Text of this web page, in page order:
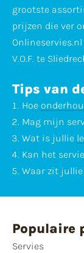
grootste
prijzen die ver
V.O.F. te
Tips van
Hoe
Mag mijn
Wat is jullie
Kan het
Waar zit jullie
Populaire
Servies